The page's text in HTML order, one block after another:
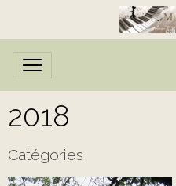
2018
Catégories